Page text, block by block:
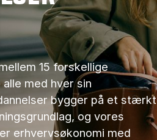
15 forskellige
med hver sin
bygger på et stærkt
og vores
erhvervsøkonomi med